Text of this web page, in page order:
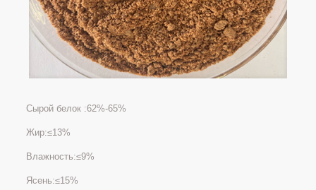
Сырой белок :62%-65%
Жир:≤13%
Влажность:≤9%
Ясень:≤15%